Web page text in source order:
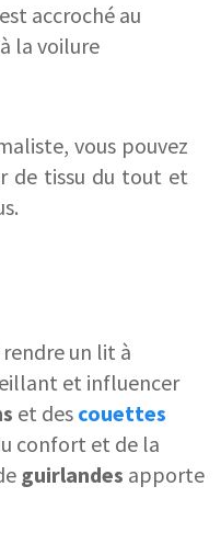
accroché au
la voilure
vous pouvez
de tissu du tout et
un lit à
et influencer
et des couettes
confort et de la
guirlandes apporte